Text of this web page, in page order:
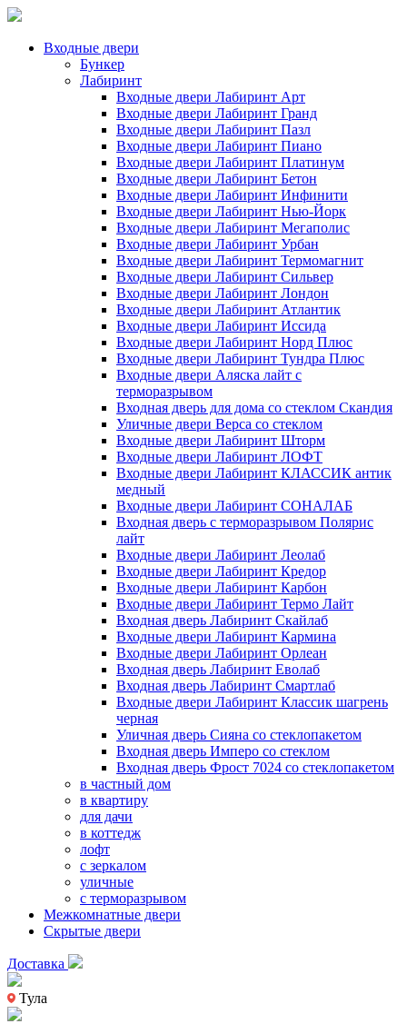
Входные двери
Бункер
Лабиринт
Входные двери Лабиринт Арт
Входные двери Лабиринт Гранд
Входные двери Лабиринт Пазл
Входные двери Лабиринт Пиано
Входные двери Лабиринт Платинум
Входные двери Лабиринт Бетон
Входные двери Лабиринт Инфинити
Входные двери Лабиринт Нью-Йорк
Входные двери Лабиринт Мегаполис
Входные двери Лабиринт Урбан
Входные двери Лабиринт Термомагнит
Входные двери Лабиринт Сильвер
Входные двери Лабиринт Лондон
Входные двери Лабиринт Атлантик
Входные двери Лабиринт Иссида
Входные двери Лабиринт Норд Плюс
Входные двери Лабиринт Тундра Плюс
Входные двери Аляска лайт с
терморазрывом
Входная дверь для дома со стеклом Скандия
Уличные двери Верса со стеклом
Входные двери Лабиринт Шторм
Входные двери Лабиринт ЛОФТ
Входные двери Лабиринт КЛАССИК антик
медный
Входные двери Лабиринт СОНАЛАБ
Входная дверь с терморазрывом Полярис
лайт
Входные двери Лабиринт Леолаб
Входные двери Лабиринт Кредор
Входные двери Лабиринт Карбон
Входные двери Лабиринт Термо Лайт
Входная дверь Лабиринт Скайлаб
Входные двери Лабиринт Кармина
Входные двери Лабиринт Орлеан
Входная дверь Лабиринт Еволаб
Входная дверь Лабиринт Смартлаб
Входные двери Лабиринт Классик шагрень
черная
Уличная дверь Сияна со стеклопакетом
Входная дверь Имперо со стеклом
Входная дверь Фрост 7024 со стеклопакетом
в частный дом
в квартиру
для дачи
в коттедж
лофт
с зеркалом
уличные
с терморазрывом
Межкомнатные двери
Скрытые двери
Доставка
Тула